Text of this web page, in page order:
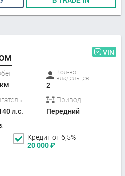
VIN
Кол-во
владельцев
2
л.с.
Привод
Передний
Кредит от 6,5%
20 000₽